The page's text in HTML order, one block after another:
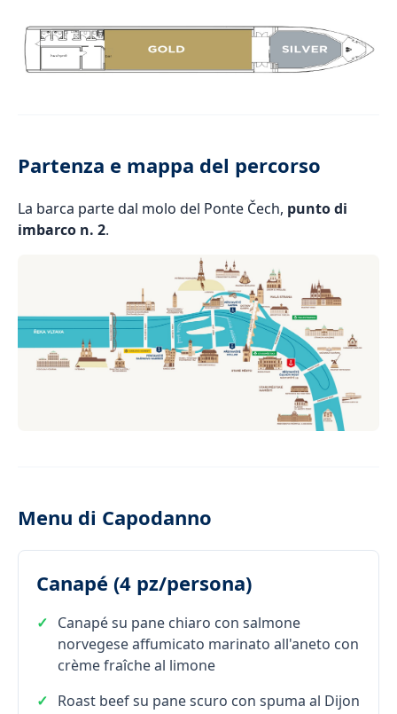
Partenza e mappa del percorso
La barca parte dal molo del Ponte Čech, punto di
imbarco n. 2.
Menu di Capodanno
Canapé (4 pz/persona)
Canapé su pane chiaro con salmone
norvegese affumicato marinato all'aneto con
crème fraîche al limone
Roast beef su pane scuro con spuma al Dijon